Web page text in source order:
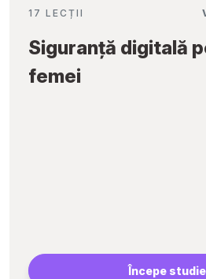
17 LECȚII
Siguranță digitală
femei
Începe